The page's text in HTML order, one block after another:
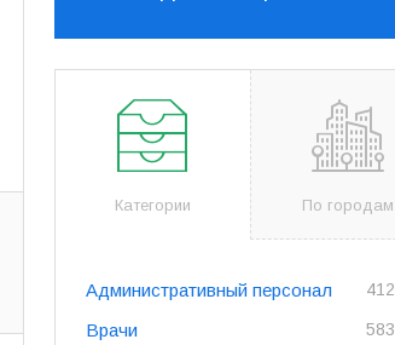
Категории По городам
Административный персонал 412
Врачи 583